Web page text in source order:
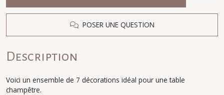
POSER UNE QUESTION
Description
Voici un ensemble de 7 décorations idéal pour une table
champêtre.